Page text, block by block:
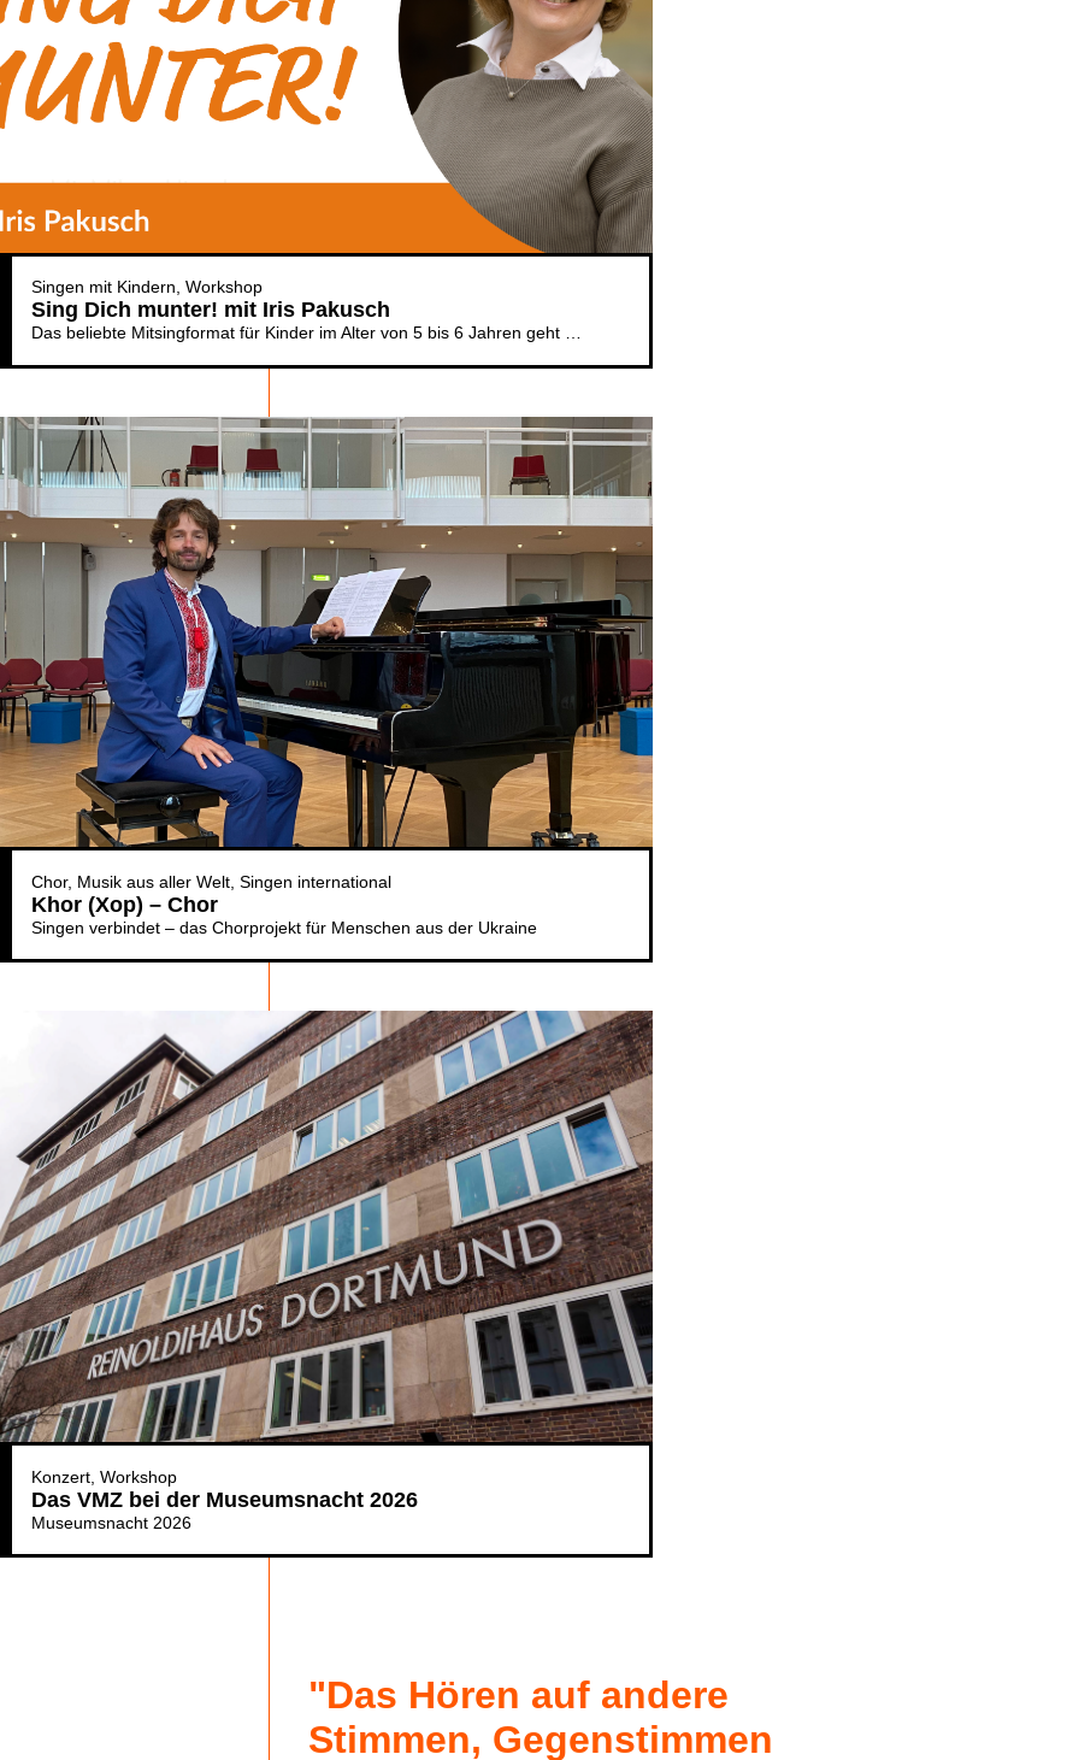
Singen mit Kindern Workshop
Sing Dich munter! mit Iris Pakusch
Das beliebte Mitsingformat für Kinder im Alter von 5 bis 6 Jahren geht weiter
Chor Musik aus aller Welt Singen international
Khor (Xop) – Chor
Singen verbindet – das Chorprojekt für Menschen aus der Ukraine
Konzert Workshop
Das VMZ bei der Museumsnacht 2026
Museumsnacht 2026
"Das Hören auf andere
Stimmen, Gegenstimmen